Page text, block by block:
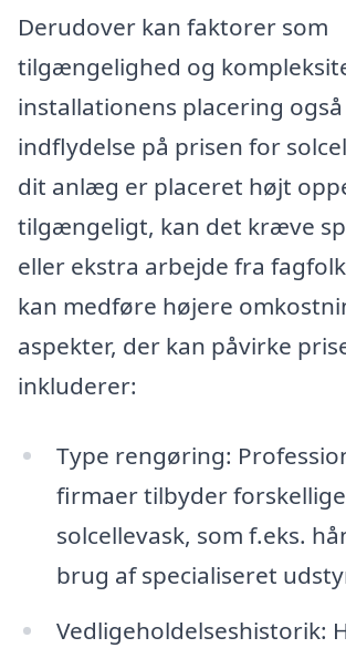
Derudover kan faktorer som
tilgængelighed og
installationens placering
indflydelse på prisen for
dit anlæg er placeret højt
tilgængeligt, kan det kræve
eller ekstra arbejde fra
kan medføre højere
aspekter, der kan påvirke
inkluderer:
Type rengøring:
firmaer tilbyder
solcellevask, som f.eks.
brug af specialiseret
Vedligeholdelseshistorik: